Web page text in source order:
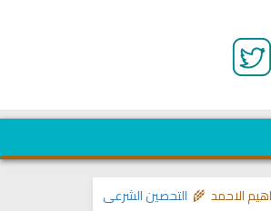
التحصين الشرعي للبيت من إيذاءات🌾